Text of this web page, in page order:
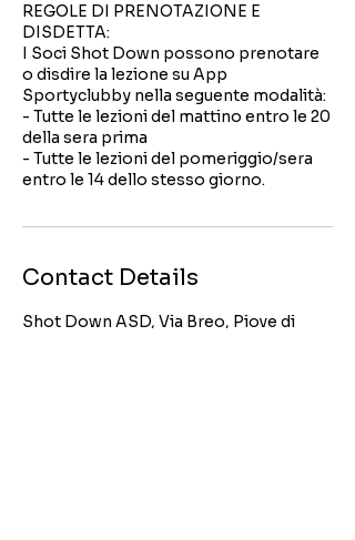
REGOLE DI PRENOTAZIONE E
DISDETTA:
I Soci Shot Down possono prenotare
o disdire la lezione su App
Sportyclubby nella seguente modalità:
- Tutte le lezioni del mattino entro le 20
della sera prima
- Tutte le lezioni del pomeriggio/sera
entro le 14 dello stesso giorno.
Contact Details
Shot Down ASD, Via Breo, Piove di